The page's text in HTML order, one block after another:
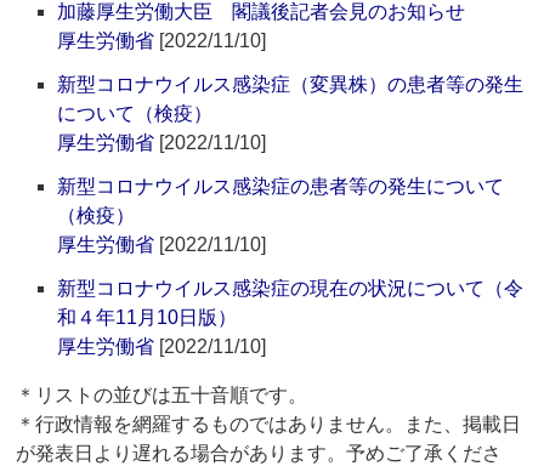
加藤厚生労働大臣 閣議後記者会見のお知らせ
厚生労働省 [2022/11/10]
新型コロナウイルス感染症（変異株）の患者等の発生
について（検疫）
厚生労働省 [2022/11/10]
新型コロナウイルス感染症の患者等の発生について
（検疫）
厚生労働省 [2022/11/10]
新型コロナウイルス感染症の現在の状況について（令
和４年11月10日版）
厚生労働省 [2022/11/10]
＊リストの並びは五十音順です。
＊行政情報を網羅するものではありません。また、掲載日
が発表日より遅れる場合があります。予めご了承くださ